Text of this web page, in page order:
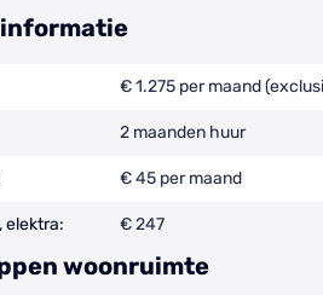
€ 1.275 per maand
2 maanden huur
€ 45 per maand
elektra: € 247
woonruimte